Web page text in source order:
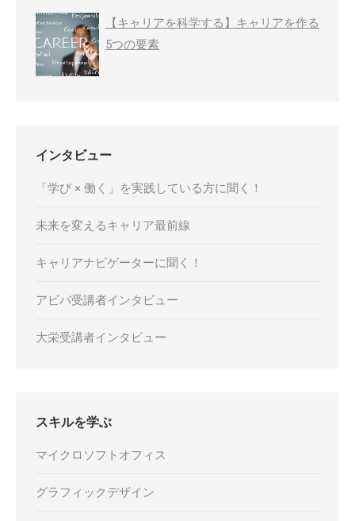
【キャリアを科学する】キャリアを作る
5つの要素
インタビュー
「学び × 働く」を実践している方に聞く！
未来を変えるキャリア最前線
キャリアナビゲーターに聞く！
アビバ受講者インタビュー
大栄受講者インタビュー
スキルを学ぶ
マイクロソフトオフィス
グラフィックデザイン